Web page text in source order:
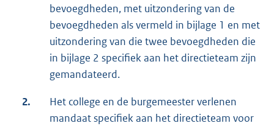
bevoegdheden, met uitzondering van de
bevoegdheden als vermeld in bijlage 1 en met
uitzondering van die twee bevoegdheden die
in bijlage 2 specifiek aan het directieteam zijn
gemandateerd.
2.
Het college en de burgemeester verlenen
mandaat specifiek aan het directieteam voor